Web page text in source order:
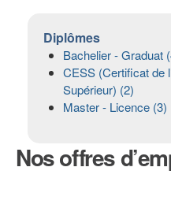
Diplômes
Bachelier - Graduat
CESS (Certificat de
Supérieur) (2)
Master - Licence (3)
Nosoffres